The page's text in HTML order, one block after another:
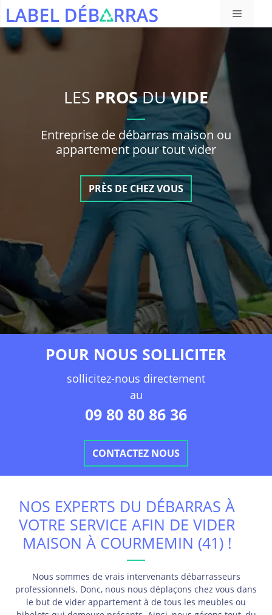
Aller
au
contenu
Menu
LES PROSDUVIDE
Entreprise de débarras maison ou
appartement pour tout vider
PRÈS DE CHEZ VOUS
POUR NOUS SOLLICITER
sollicitez-nous directement
au
09 80 80 86 36
CONTACTEZ NOUS
NOS EXPERTS DU DÉBARRAS À
VOTRE SERVICE AFIN DE VIDER
MAISON À COURMEMIN (41) !
Nous sommes de vrais intervenants débarrasseurs
professionnels. Donc, nous nous déplaçons chez vous dans
le but de vider appartement à de tous les meubles ou